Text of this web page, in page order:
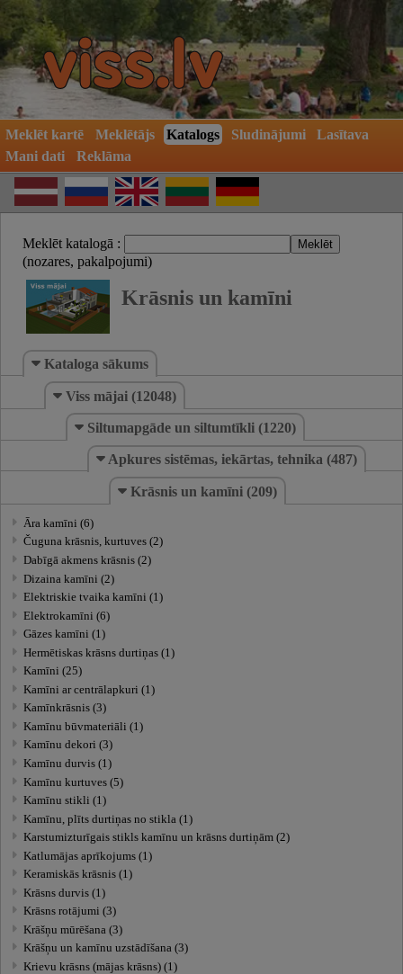
Meklēt kartē Meklētājs Katalogs Sludinājumi
Lasītava
Mani dati
Reklāma
Meklēt katalogā :
(nozares, pakalpojumi)
Krāsnis un kamīni
Kataloga sākums
Viss mājai (12048)
Siltumapgāde un siltumtīkli (1220)
Apkures sistēmas, iekārtas, tehnika (487)
Krāsnis un kamīni (209)
Āra kamīni (6)
Čuguna krāsnis, kurtuves (2)
Dabīgā akmens krāsnis (2)
Dizaina kamīni (2)
Elektriskie tvaika kamīni (1)
Elektrokamīni (6)
Gāzes kamīni (1)
Hermētiskas krāsns durtiņas (1)
Kamīni (25)
Kamīni ar centrālapkuri (1)
Kamīnkrāsnis (3)
Kamīnu būvmateriāli (1)
Kamīnu dekori (3)
Kamīnu durvis (1)
Kamīnu kurtuves (5)
Kamīnu stikli (1)
Kamīnu, plīts durtiņas no stikla (1)
Karstumizturīgais stikls kamīnu un krāsns durtiņām (2)
Katlumājas aprīkojums (1)
Keramiskās krāsnis (1)
Krāsns durvis (1)
Krāsns rotājumi (3)
Krāšņu mūrēšana (3)
Krāšņu un kamīnu uzstādīšana (3)
Krievu krāsns (mājas krāsns) (1)